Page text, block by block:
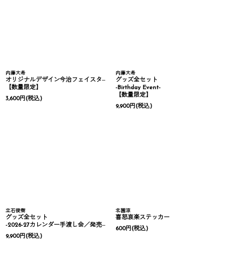
内藤大希
オリジナルデザイン今治フェイスタオル
【数量限定】
3,600円(税込)
内藤大希
グッズ全セット
-Birthday Event-
【数量限定】
9,900円(税込)
立石俊樹
グッズ全セット
-2026-27カレンダー手渡し会／発売記念イベント-
9,900円(税込)
北園涼
喜怒哀楽ステッカー
600円(税込)